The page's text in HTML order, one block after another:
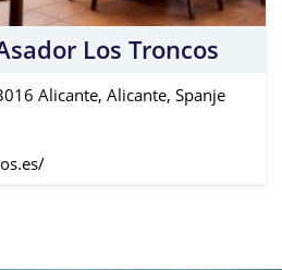
Los Troncos
Alicante, Alicante, Spanje